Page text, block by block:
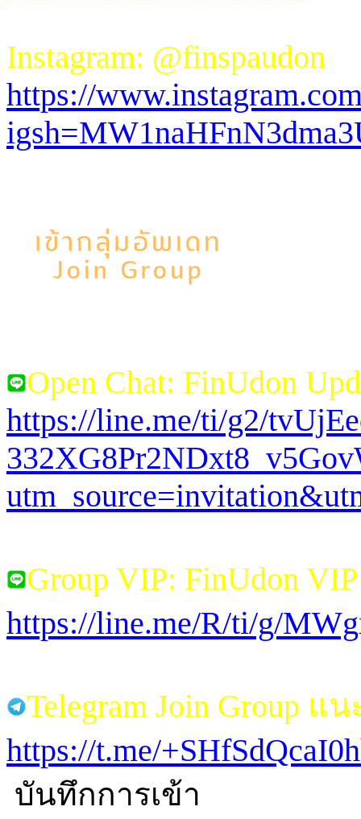
Instagram: @finspaudon
https://
Open Chat: FinUdon
https://line.me/ti/g2/
Group VIP: FinUdon
https://line.me/R/ti/g/
Telegram Join Group แ
https://t.me/
บันทึกการเข้า